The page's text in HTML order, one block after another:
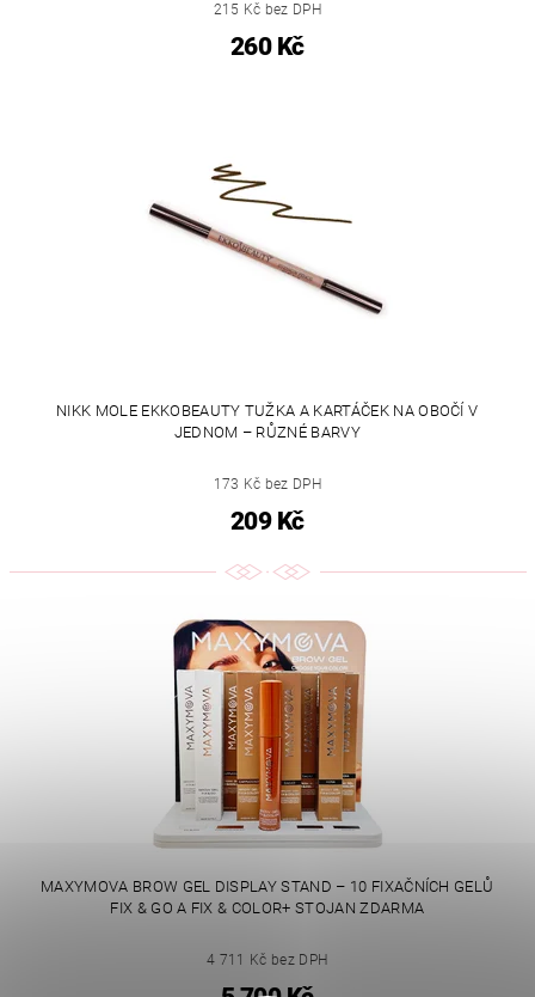
215 Kč bez DPH
260 Kč
NIKK MOLE EKKOBEAUTY TUŽKA A KARTÁČEK NA OBOČÍ V
JEDNOM – RŮZNÉ BARVY
173 Kč bez DPH
209 Kč
MAXYMOVA BROW GEL DISPLAY STAND – 10 FIXAČNÍCH GELŮ
FIX & GO A FIX & COLOR+ STOJAN ZDARMA
4 711 Kč bez DPH